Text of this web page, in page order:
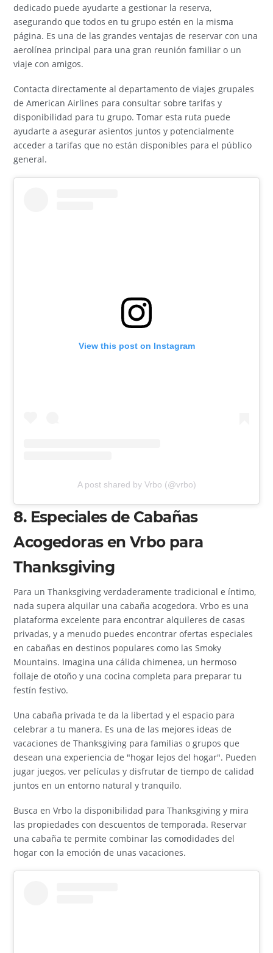
dedicado puede ayudarte a gestionar la reserva,
asegurando que todos en tu grupo estén en la misma
página. Es una de las grandes ventajas de reservar con una
aerolínea principal para una gran reunión familiar o un
viaje con amigos.
Contacta directamente al departamento de viajes grupales
de American Airlines para consultar sobre tarifas y
disponibilidad para tu grupo. Tomar esta ruta puede
ayudarte a asegurar asientos juntos y potencialmente
acceder a tarifas que no están disponibles para el público
general.
View this post on Instagram
A post shared by Vrbo (@vrbo)
8. Especiales de Cabañas
Acogedoras en Vrbo para
Thanksgiving
Para un Thanksgiving verdaderamente tradicional e íntimo,
nada supera alquilar una cabaña acogedora. Vrbo es una
plataforma excelente para encontrar alquileres de casas
privadas, y a menudo puedes encontrar ofertas especiales
en cabañas en destinos populares como las Smoky
Mountains. Imagina una cálida chimenea, un hermoso
follaje de otoño y una cocina completa para preparar tu
festín festivo.
Una cabaña privada te da la libertad y el espacio para
celebrar a tu manera. Es una de las mejores ideas de
vacaciones de Thanksgiving para familias o grupos que
desean una experiencia de "hogar lejos del hogar". Pueden
jugar juegos, ver películas y disfrutar de tiempo de calidad
juntos en un entorno natural y tranquilo.
Busca en Vrbo la disponibilidad para Thanksgiving y mira
las propiedades con descuentos de temporada. Reservar
una cabaña te permite combinar las comodidades del
hogar con la emoción de unas vacaciones.